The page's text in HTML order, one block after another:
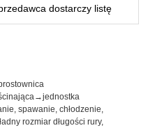
dostarczy listę
spawanie, chłodzenie,
rozmiar długości rury,